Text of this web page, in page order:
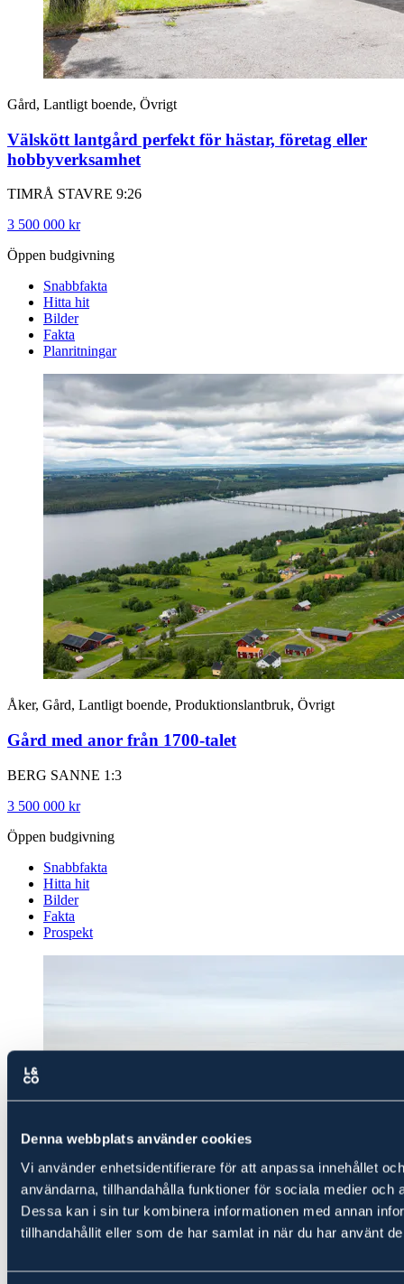
Denna webbplats använder cookies
Vi använder enhetsidentifierare för att anpassa innehållet
användarna, tillhandahålla funktioner för sociala medier och
Dessa kan i sin tur kombinera informationen med annan
tillhandahållit eller som de har samlat in när du har använt
Gård, Lantligt boende, Övrigt
Välskött lantgård perfekt för hästar, företag eller
hobbyverksamhet
TIMRÅ STAVRE 9:26
3 500 000 kr
Öppen budgivning
Snabbfakta
Hitta hit
Bilder
Fakta
Planritningar
Åker, Gård, Lantligt boende, Produktionslantbruk, Övrigt
Gård med anor från 1700-talet
BERG SANNE 1:3
3 500 000 kr
Öppen budgivning
Snabbfakta
Hitta hit
Bilder
Fakta
Prospekt